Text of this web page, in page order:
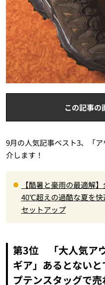
この記事の
9月の人気記事ベスト3、「
介します！
【酷暑と豪雨の最適解
40℃超えの過酷な夏を快
セットアップ
第3位 「大人気ア
ギア」あるとない
プテンスタッグで